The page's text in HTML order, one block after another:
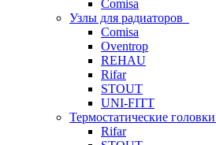
Comisa
Узлы для радиаторов
Comisa
Oventrop
REHAU
Rifar
STOUT
UNI-FITT
Термостатические головки
Rifar